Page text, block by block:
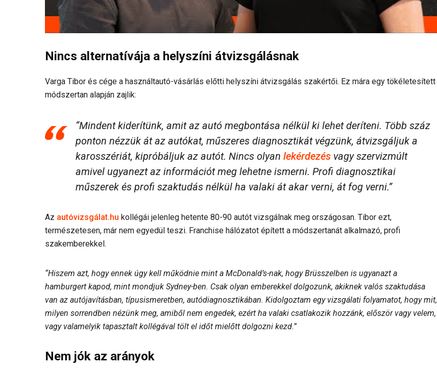
Nincs alternatívája a helyszíni átvizsgálásnak
Varga Tibor és cége a használtautó-vásárlás előtti helyszíni átvizsgálás szakértői. Ez mára egy tökéletesített
módszertan alapján zajlik:
“Mindent kiderítünk, amit az autó megbontása nélkül ki lehet deríteni. Több száz
ponton nézzük át az autókat, műszeres diagnosztikát végzünk, átvizsgáljuk a
karosszériát, kipróbáljuk az autót. Nincs olyan lekérdezés vagy szervizmúlt
amivel ugyanezt az információt meg lehetne ismerni. Profi diagnosztikai
műszerek és profi szaktudás nélkül ha valaki át akar verni, át fog verni.”
Az autóvizsgálat.hu kollégái jelenleg hetente 80-90 autót vizsgálnak meg országosan. Tibor ezt,
természetesen, már nem egyedül teszi. Franchise hálózatot épített a módszertanát alkalmazó, profi
szakemberekkel.
“Hiszem azt, hogy ennek úgy kell működnie mint a McDonald’s-nak, hogy Brüsszelben is ugyanazt a
hamburgert kapod, mint mondjuk Sydney-ben. Csak olyan emberekkel dolgozunk, akiknek valós szaktudása
van az autójavításban, típusismeretben, autódiagnosztikában. Kidolgoztam egy vizsgálati folyamatot, hogy mit,
milyen sorrendben nézünk meg, amiből nem engedek, ezért ha valaki csatlakozik hozzánk, először vagy velem,
vagy valamelyik tapasztalt kollégával tölt el időt mielőtt dolgozni kezd.”
Nem jók az arányok